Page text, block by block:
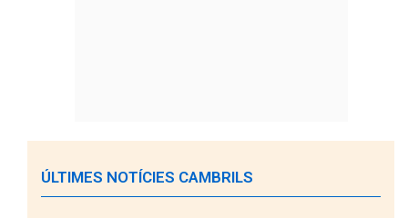
ÚLTIMES NOTÍCIES CAMBRILS